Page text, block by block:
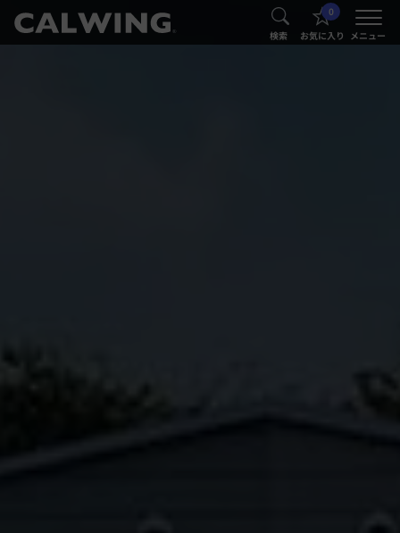
® 検索
0
お気に入り メニュー
®